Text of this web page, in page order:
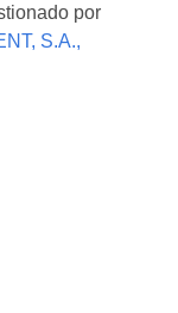
por
S.A.,